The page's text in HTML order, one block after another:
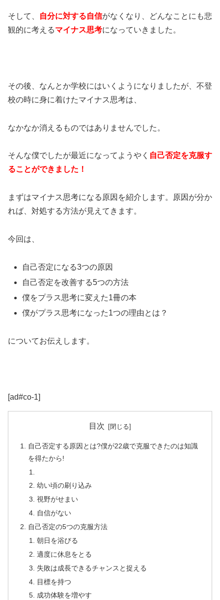
そして、 自分に対する自信がなくなり、どんなことにも悲
観的に考えるマイナス思考になっていきました。
その後、なんとか学校にはいくようになりましたが、不登
校の時に身に着けたマイナス思考は、
なかなか消えるものではありませんでした。
そんな僕でしたが最近になってようやく 自己否定を克服す
ることができました！
まずはマイナス思考になる原因を紹介します。原因が分か
れば、対処する方法が見えてきます。
今回は、
自己否定になる3つの原因
自己否定を改善する5つの方法
僕をプラス思考に変えた1冊の本
僕がプラス思考になった1つの理由とは？
についてお伝えします。
[ad#co-1]
目次
自己否定する原因とは?僕が22歳で克服できたのは知識
を得たから!
幼い頃の刷り込み
視野がせまい
自信がない
自己否定の5つの克服方法
朝日を浴びる
適度に休息をとる
失敗は成長できるチャンスと捉える
目標を持つ
成功体験を増やす